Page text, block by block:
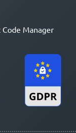
Manager